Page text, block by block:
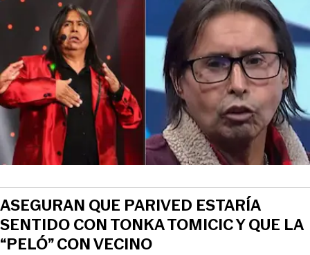
ASEGURAN QUE PARIVED ESTARÍA
SENTIDO CON TONKA TOMICIC Y QUE LA
“PELÓ” CON VECINO